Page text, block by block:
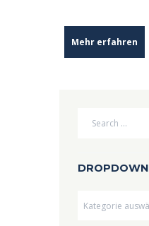
Mehr erfahren
DROPDOWN